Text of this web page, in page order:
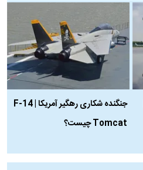
جنگنده شکاری رهگیر آمریکا | F-14
Tomcat چیست؟